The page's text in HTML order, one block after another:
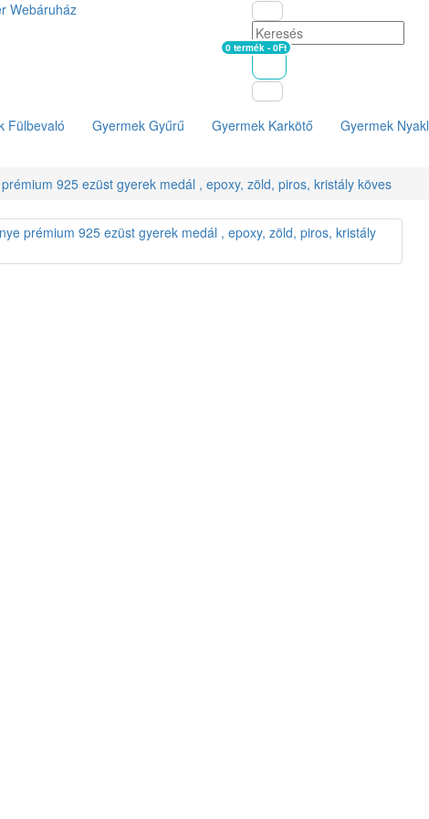
Kosár
0 termék - 0Ft
Fülbevaló Gyermek Gyűrű Gyermek Karkötő Gyermek
925 ezüst gyerek medál , epoxy, zöld, piros, kristály köves